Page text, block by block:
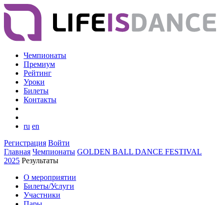
Чемпионаты
Премиум
Рейтинг
Уроки
Билеты
Контакты
ru en
Регистрация Войти
Главная Чемпионаты GOLDEN BALL DANCE FESTIVAL
2025 Результаты
О мероприятии
Билеты/Услуги
Участники